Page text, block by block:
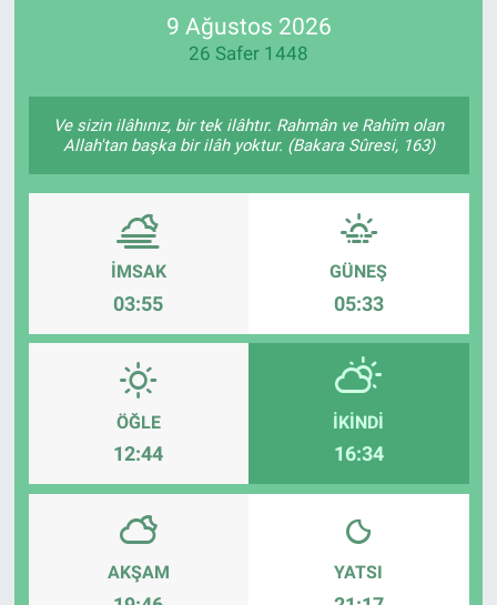
9 Ağustos 2026
26 Safer 1448
Ve sizin ilâhınız, bir tek ilâhtır. Rahmân ve Rahîm olan
Allah'tan başka bir ilâh yoktur. (Bakara Sûresi, 163)
İMSAK
03:55
GÜNEŞ
05:33
ÖĞLE
12:44
İKINDI
16:34
AKŞAM YATSI